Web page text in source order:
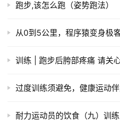
跑步,该怎么跑（姿势跑法）
从0到5公里，程序猿变身极
训练 | 跑步后胯部疼痛 请关
过度训练须避免，健康运动
耐力运动员的饮食（九）训